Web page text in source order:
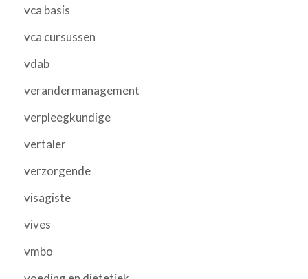
vca basis
vca cursussen
vdab
verandermanagement
verpleegkundige
vertaler
verzorgende
visagiste
vives
vmbo